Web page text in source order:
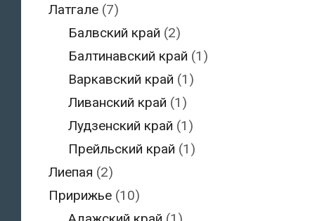
Латгале(7)
Балвский край (2)
Балтинавский край (1)
Варкавский край (1)
Ливанский край (1)
Лудзенский край (1)
Прейльский край (1)
Лиепая (2)
Пририжье(10)